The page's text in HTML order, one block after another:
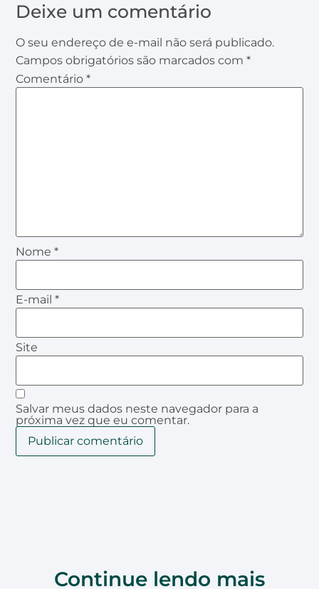
Deixe um comentário
O seu endereço de e-mail não será publicado.
Campos obrigatórios são marcados com*
Comentário*
Nome*
E-mail*
Site
Salvar meus dados neste navegador para a
próxima vez que eu comentar.
Continue lendo mais